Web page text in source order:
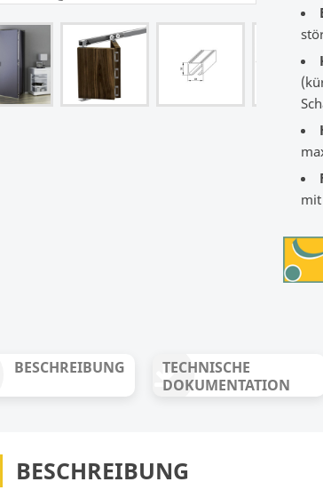
mit
BESCHREIBUNG
TECHNISCHE
DOKUMENTATION
BESCHREIBUNG